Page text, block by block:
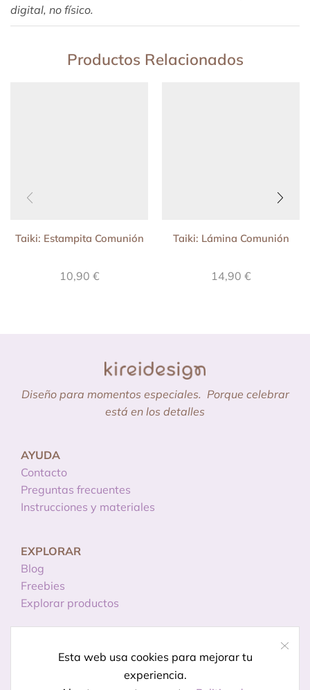
digital, no físico.
Productos Relacionados
Taiki: Estampita Comunión
10,90 €
Taiki: Lámina Comunión
14,90 €
Esta web usa cookies para mejorar tu
experiencia.
Diseño para momentos especiales. Porque celebrar
está en los detalles
AYUDA
Contacto
Preguntas frecuentes
Instrucciones y materiales
EXPLORAR
Blog
Freebies
Explorar productos
Licencias de uso
Política de privacidad